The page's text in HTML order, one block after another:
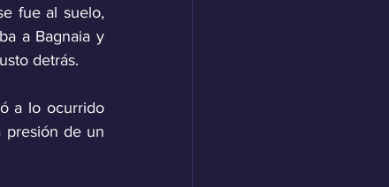
fue al suelo,
a Bagnaia y
detrás.
a lo ocurrido
presión de un